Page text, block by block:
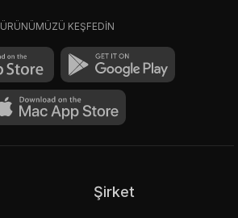
ÜRÜNÜMÜZÜ KEŞFEDİN
Şirket